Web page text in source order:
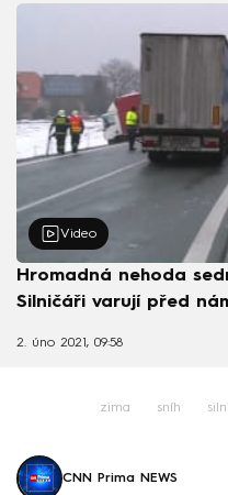
Video
Hromadná nehoda
Silničáři varují před
2. úno 2021, 09:58
zima sníh
CNN Prima NEWS